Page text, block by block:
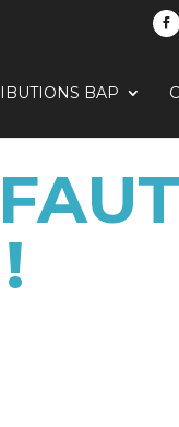
BAP